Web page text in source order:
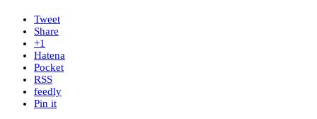
Tweet
Share
+1
Hatena
Pocket
RSS
feedly
Pin it